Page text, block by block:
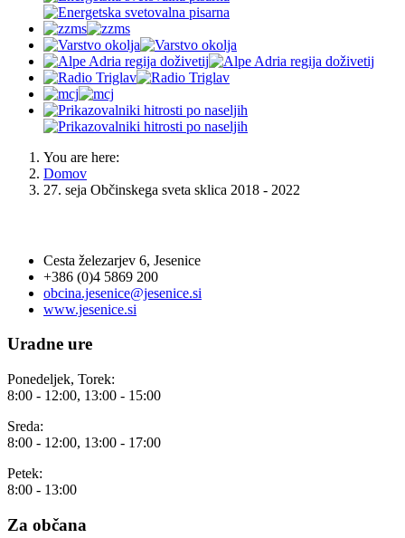
You are here:
Domov
27. seja Občinskega sveta sklica 2018 - 2022
Cesta železarjev 6, Jesenice
+386 (0)4 5869 200
obcina.jesenice@jesenice.si
www.jesenice.si
Uradne ure
Ponedeljek, Torek:
8:00 - 12:00, 13:00 - 15:00
Sreda:
8:00 - 12:00, 13:00 - 17:00
Petek:
8:00 - 13:00
Za občana